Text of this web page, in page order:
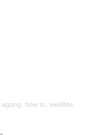
agang how to weldtite